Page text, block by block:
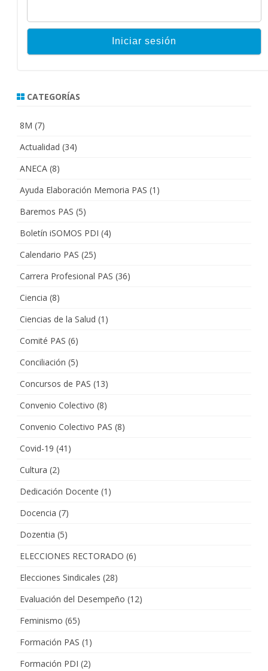
CATEGORÍAS
8M (7)
Actualidad (34)
ANECA (8)
Ayuda Elaboración Memoria PAS (1)
Baremos PAS (5)
Boletín iSOMOS PDI (4)
Calendario PAS (25)
Carrera Profesional PAS (36)
Ciencia (8)
Ciencias de la Salud (1)
Comité PAS (6)
Conciliación (5)
Concursos de PAS (13)
Convenio Colectivo (8)
Convenio Colectivo PAS (8)
Covid-19 (41)
Cultura (2)
Dedicación Docente (1)
Docencia (7)
Dozentia (5)
ELECCIONES RECTORADO (6)
Elecciones Sindicales (28)
Evaluación del Desempeño (12)
Feminismo (65)
Formación PAS (1)
Formación PDI (2)